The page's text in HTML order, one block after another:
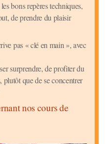
bons repères techniques,
de prendre du plaisir
pas « clé en main », avec
surprendre, de profiter du
plutôt que de se concentrer
nos cours de